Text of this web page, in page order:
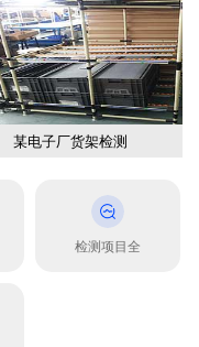
某电子厂货架检测
检测项目全